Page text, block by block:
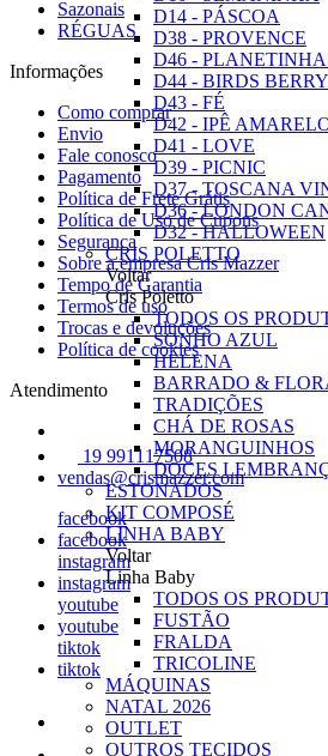
D14 - PÁSCOA
D38 - PROVENCE
D46 -
D44 - BIRDS BERRY
D43 - FÉ
D42 - IPÊ
D41 - LOVE
D39 - PICNIC
D37 - TOSCANA
D36 - LONDON
D32 - HALLOWEEN
CRIS POLETTO
Voltar
Cris Poletto
TODOS OS
SONHO AZUL
HELENA
BARRADO &
TRADIÇÕES
CHÁ DE ROSAS
MORANGUINHOS
DOCES
ESTONADOS
KIT COMPOSÉ
LINHA BABY
Voltar
Linha Baby
TODOS OS
FUSTÃO
FRALDA
TRICOLINE
MÁQUINAS
NATAL 2026
OUTLET
OUTROS TECIDOS
Sazonais
RÉGUAS
Informações
Como comprar
Envio
Fale conosco
Pagamento
Política de Frete Grátis
Política de Uso de Cupons
Seguranca
Sobre a empresa Cris Mazzer
Tempo de Garantia
Termos de uso
Trocas e devoluções
Política de cookies
Atendimento
19 991117508
vendas@crismazzer.com
facebook
facebook
instagram
instagram
youtube
youtube
tiktok
tiktok